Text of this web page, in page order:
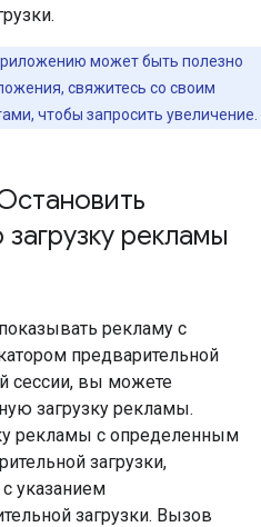
может быть полезно
свяжитесь со своим
чтобы запросить увеличение.
рекламы
рекламу с
предварительной
сессии, вы можете
загрузку рекламы.
рекламы с определенным
загрузки,
с указанием
загрузки. Вызов